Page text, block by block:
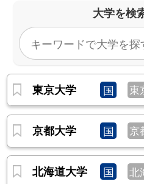
森ビル、信越化学工業、
動車、東京ガス、NTTド
プ、住友商事、アクセ
ティング、国土交通省、
理学部
アイネット、サイバーエ
ビー・エムデジタルサー
保険、あいおいニッセイ
クロステクノロジー、
短期大学部
なし
大学を検
東京大学 国 東
京都大学 国 京
北海道大学 国 北